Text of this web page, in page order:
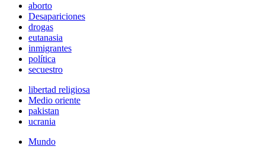
aborto
Desapariciones
drogas
eutanasia
inmigrantes
política
secuestro
libertad religiosa
Medio oriente
pakistan
ucrania
Mundo